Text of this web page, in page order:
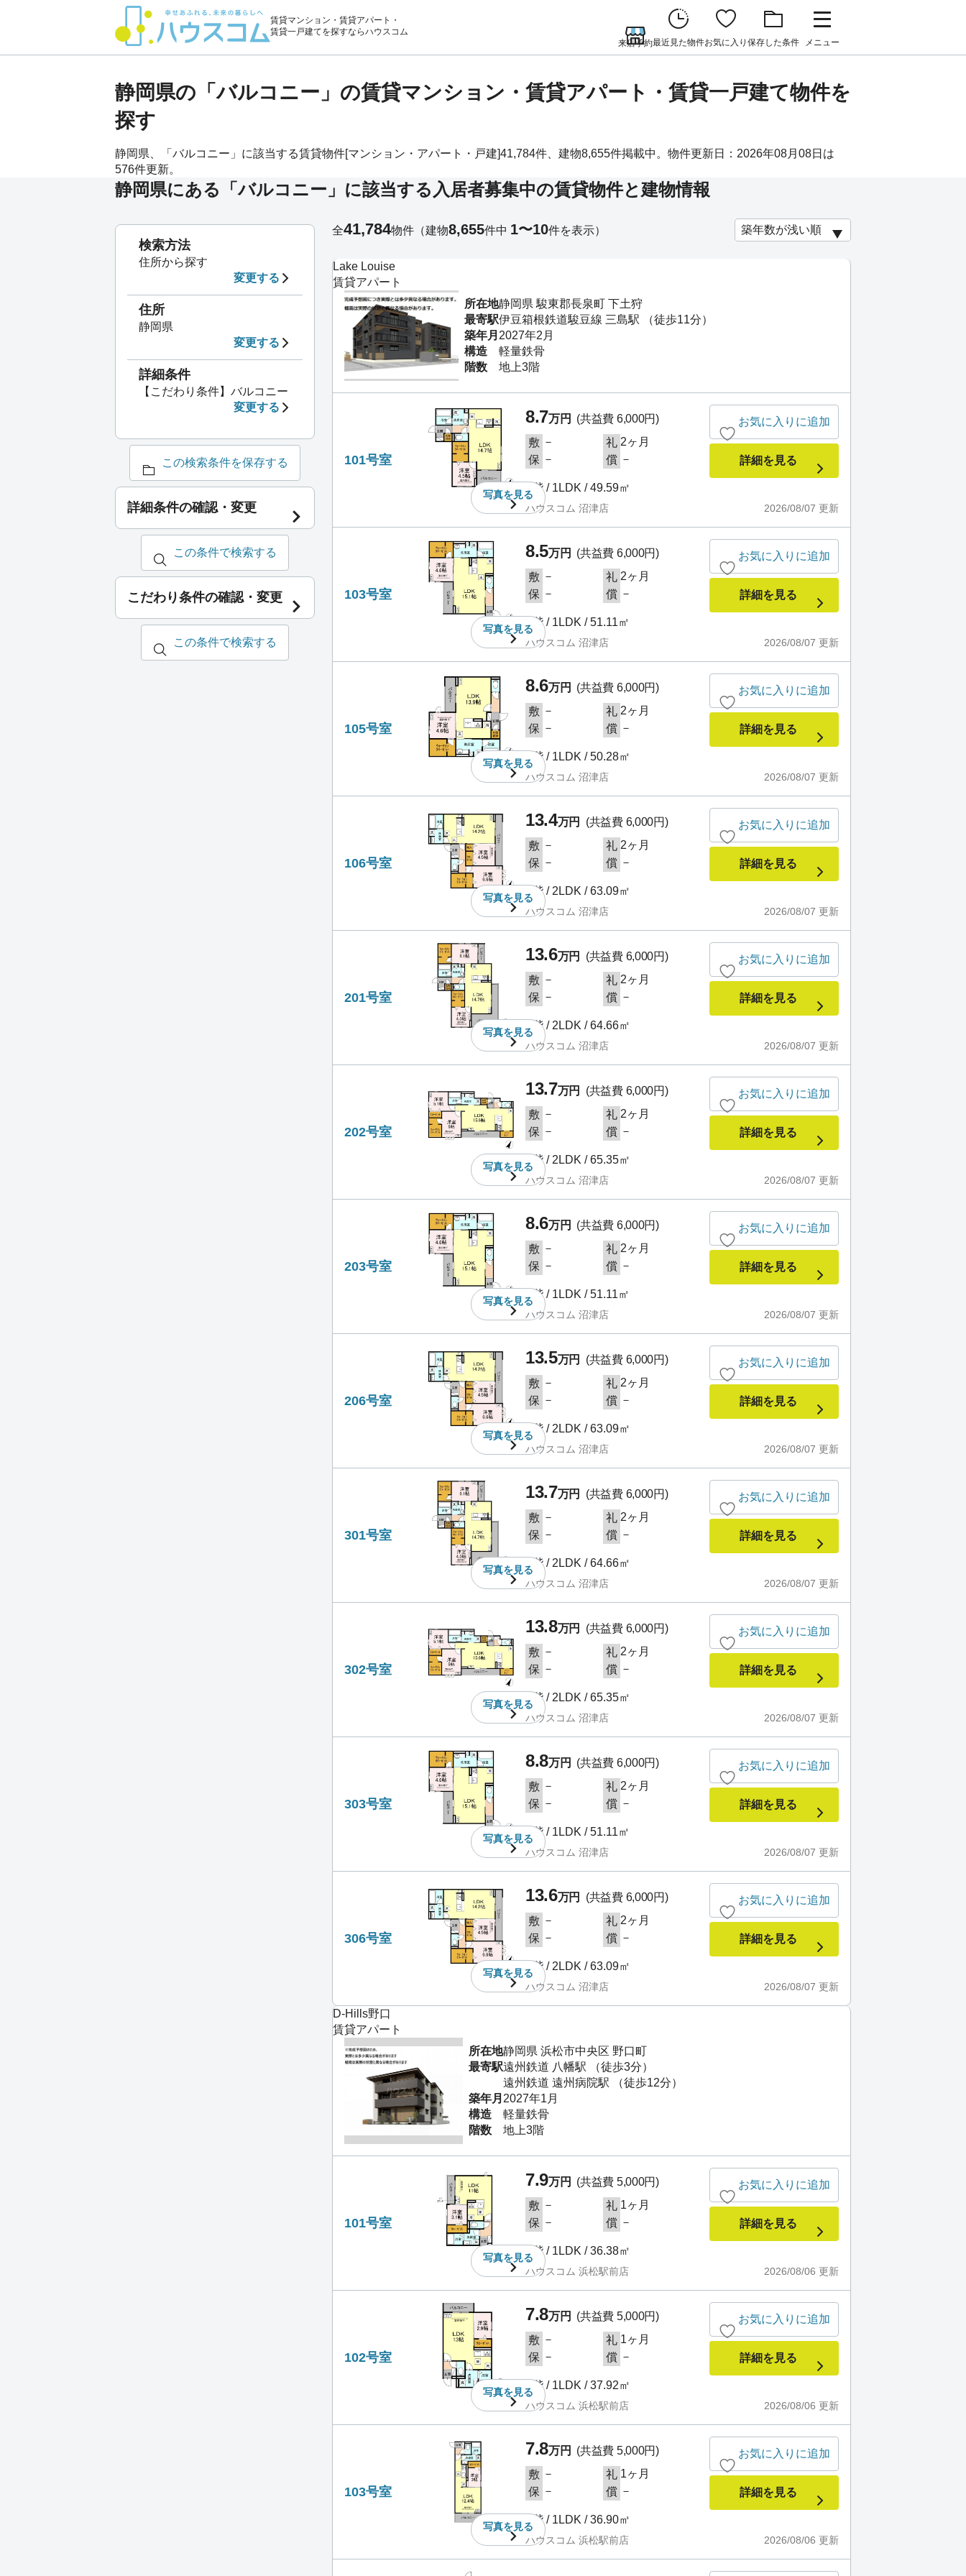
賃貸マンション・賃貸アパート・
賃貸一戸建てを探すならハウスコム
来店予約最近見た物件お気に入り 保存した条件 メニュー
静岡県の「バルコニー」の賃貸マンション・賃貸アパート・賃貸一戸建て物件を
探す
静岡県、「バルコニー」に該当する賃貸物件[マンション・アパート・戸建]41,784件、建物8,655件掲載中。物件更新日：2026年08月08日は
576件更新。
静岡県にある「バルコニー」に該当する入居者募集中の賃貸物件と建物情報
Lake Louise
賃貸アパート
所在地静岡県 駿東郡長泉町 下土狩
最寄駅伊豆箱根鉄道駿豆線 三島駅 （徒歩11分）
築年月 2027年2月
構造
軽量鉄骨
階数
地上3階
101号室
写真を見る
8.7万円
(共益費 6,000円)
敷 － 礼 2ヶ月
保 － 償 －
1階 / 1LDK / 49.59㎡
2026/08/07 更新
ハウスコム 沼津店
お気に入りに追加
詳細を見る
103号室
写真を見る
8.5万円
(共益費 6,000円)
敷 － 礼 2ヶ月
保 － 償 －
1階 / 1LDK / 51.11㎡
2026/08/07 更新
ハウスコム 沼津店
お気に入りに追加
詳細を見る
105号室
写真を見る
8.6万円
(共益費 6,000円)
敷 － 礼 2ヶ月
保 － 償 －
1階 / 1LDK / 50.28㎡
2026/08/07 更新
ハウスコム 沼津店
お気に入りに追加
詳細を見る
106号室
写真を見る
13.4万円
(共益費 6,000円)
敷 － 礼 2ヶ月
保 － 償 －
1階 / 2LDK / 63.09㎡
2026/08/07 更新
ハウスコム 沼津店
お気に入りに追加
詳細を見る
201号室
写真を見る
13.6万円
(共益費 6,000円)
敷 － 礼 2ヶ月
保 － 償 －
2階 / 2LDK / 64.66㎡
2026/08/07 更新
ハウスコム 沼津店
お気に入りに追加
詳細を見る
202号室
写真を見る
13.7万円
(共益費 6,000円)
敷 － 礼 2ヶ月
保 － 償 －
2階 / 2LDK / 65.35㎡
2026/08/07 更新
ハウスコム 沼津店
お気に入りに追加
詳細を見る
203号室
写真を見る
8.6万円
(共益費 6,000円)
敷 － 礼 2ヶ月
保 － 償 －
2階 / 1LDK / 51.11㎡
2026/08/07 更新
ハウスコム 沼津店
お気に入りに追加
詳細を見る
206号室
写真を見る
13.5万円
(共益費 6,000円)
敷 － 礼 2ヶ月
保 － 償 －
2階 / 2LDK / 63.09㎡
2026/08/07 更新
ハウスコム 沼津店
お気に入りに追加
詳細を見る
301号室
写真を見る
13.7万円
(共益費 6,000円)
敷 － 礼 2ヶ月
保 － 償 －
3階 / 2LDK / 64.66㎡
2026/08/07 更新
ハウスコム 沼津店
お気に入りに追加
詳細を見る
302号室
写真を見る
13.8万円
(共益費 6,000円)
敷 － 礼 2ヶ月
保 － 償 －
3階 / 2LDK / 65.35㎡
2026/08/07 更新
ハウスコム 沼津店
お気に入りに追加
詳細を見る
303号室
写真を見る
8.8万円
(共益費 6,000円)
敷 － 礼 2ヶ月
保 － 償 －
3階 / 1LDK / 51.11㎡
2026/08/07 更新
ハウスコム 沼津店
お気に入りに追加
詳細を見る
306号室
写真を見る
13.6万円
(共益費 6,000円)
敷 － 礼 2ヶ月
保 － 償 －
3階 / 2LDK / 63.09㎡
2026/08/07 更新
ハウスコム 沼津店
お気に入りに追加
詳細を見る
D-Hills野口
賃貸アパート
所在地静岡県 浜松市中央区 野口町
最寄駅遠州鉄道 八幡駅 （徒歩3分）
遠州鉄道 遠州病院駅 （徒歩12分）
築年月 2027年1月
構造
軽量鉄骨
階数
地上3階
101号室
写真を見る
7.9万円
(共益費 5,000円)
敷 － 礼 1ヶ月
保 － 償 －
1階 / 1LDK / 36.38㎡
2026/08/06 更新
ハウスコム 浜松駅前店
お気に入りに追加
詳細を見る
102号室
写真を見る
7.8万円
(共益費 5,000円)
敷 － 礼 1ヶ月
保 － 償 －
1階 / 1LDK / 37.92㎡
2026/08/06 更新
ハウスコム 浜松駅前店
お気に入りに追加
詳細を見る
103号室
写真を見る
7.8万円
(共益費 5,000円)
敷 － 礼 1ヶ月
保 － 償 －
1階 / 1LDK / 36.90㎡
2026/08/06 更新
ハウスコム 浜松駅前店
お気に入りに追加
詳細を見る
全41,784物件 （建物8,655件中 1〜10件を表示）
検索方法
住所から探す
変更する
住所
静岡県
変更する
詳細条件
【こだわり条件】バルコニー
変更する
この検索条件を保存する
詳細条件の確認・変更
この条件で検索する
こだわり条件の確認・変更
この条件で検索する